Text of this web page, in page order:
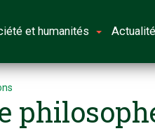
et humanités